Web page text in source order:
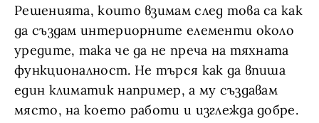
Решенията, които взимам след това са как
да създам интериорните елементи около
уредите, така че да не преча на тяхната
функционалност. Не търся как да впиша
един климатик например, а му създавам
място, на което работи и изглежда добре.